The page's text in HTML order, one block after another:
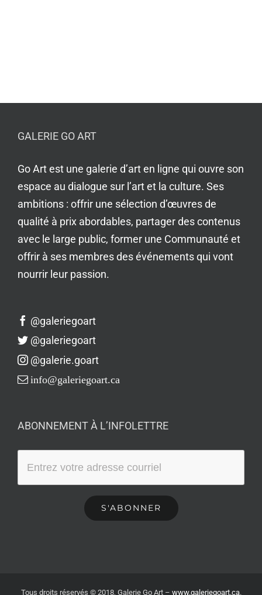
GALERIE GO ART
Go Art est une galerie d’art en ligne qui ouvre son
espace au dialogue sur l’art et la culture. Ses
ambitions : offrir une sélection d’œuvres de
qualité à prix abordables, partager des contenus
avec le large public, former une Communauté et
offrir à ses membres des événements qui vont
nourrir leur passion.
@galeriegoart
@galeriegoart
@galerie.goart
info@galeriegoart.ca
ABONNEMENT À L’INFOLETTRE
Tous droits réservés © 2018, Galerie Go Art– www.galeriegoart.ca.